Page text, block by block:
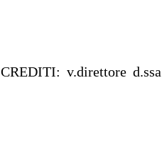
v.direttore d.ssa